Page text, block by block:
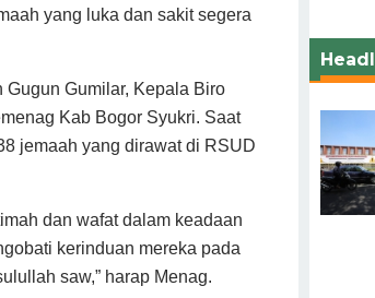
yang luka dan sakit segera
Gugun Gumilar, Kepala Biro
Kab Bogor Syukri. Saat
jemaah yang dirawat di RSUD
dan wafat dalam keadaan
kerinduan mereka pada
saw,” harap Menag.